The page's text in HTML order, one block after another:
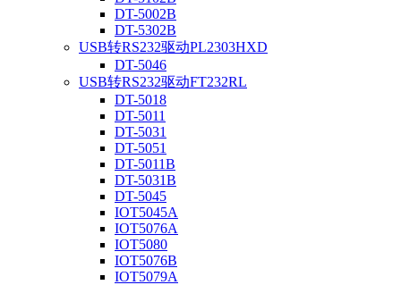
DT-5002B
DT-5302B
USB转RS232驱动PL2303HXD
DT-5046
USB转RS232驱动FT232RL
DT-5018
DT-5011
DT-5031
DT-5051
DT-5011B
DT-5031B
DT-5045
IOT5045A
IOT5076A
IOT5080
IOT5076B
IOT5079A